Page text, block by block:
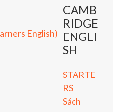
English)
CAMB
RIDGE
ENGLI
SH
STARTE
RS
Sách